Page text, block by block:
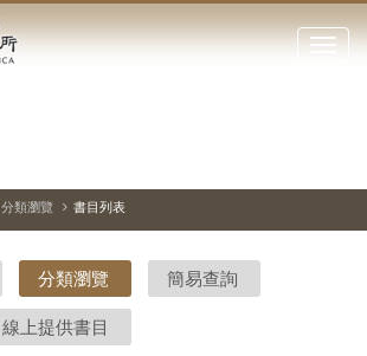
點
閉
站
停、
圖
圖
結
分類瀏覽 書目列表
分類瀏覽 簡易查詢
線上提供書目